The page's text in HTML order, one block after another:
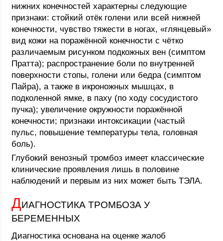
нижних конечностей характерны следующие
признаки: стойкий отёк голени или всей нижней
конечности, чувство тяжести в ногах, «глянцевый»
вид кожи на поражённой конечности с чётко
различаемым рисунком подкожных вен (симптом
Пратта); распространение боли по внутренней
поверхности стопы, голени или бедра (симптом
Пайра), а также в икроножных мышцах, в
подколенной ямке, в паху (по ходу сосудистого
пучка); увеличение окружности поражённой
конечности; признаки интоксикации (частый
пульс, повышение температуры тела, головная
боль).
Глубокий венозный тромбоз имеет классические
клинические проявления лишь в половине
наблюдений и первым из них может быть ТЭЛА.
ДИАГНОСТИКА ТРОМБОЗА У
БЕРЕМЕННЫХ
Диагностика основана на оценке жалоб